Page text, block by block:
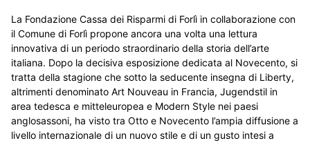
La Fondazione Cassa dei Risparmi di Forlì in collaborazione con
il Comune di Forlì propone ancora una volta una lettura
innovativa di un periodo straordinario della storia dell’arte
italiana. Dopo la decisiva esposizione dedicata al Novecento, si
tratta della stagione che sotto la seducente insegna di Liberty,
altrimenti denominato Art Nouveau in Francia, Jugendstil in
area tedesca e mitteleuropea e Modern Style nei paesi
anglosassoni, ha visto tra Otto e Novecento l’ampia diffusione a
livello internazionale di un nuovo stile e di un gusto intesi a